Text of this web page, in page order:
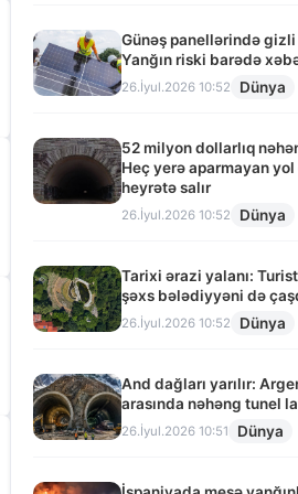
Günəş panellərində
Yanğın riski barədə
26.İyul.2026 10:52 Dünya
52 milyon dollarlıq
Heç yerə aparmayan
heyrətə salır
26.İyul.2026 10:52 Dünya
Tarixi ərazi yalanı:
şəxs bələdiyyəni də
26.İyul.2026 10:52 Dünya
And dağları yarılır:
arasında nəhəng tunel
26.İyul.2026 10:51 Dünya